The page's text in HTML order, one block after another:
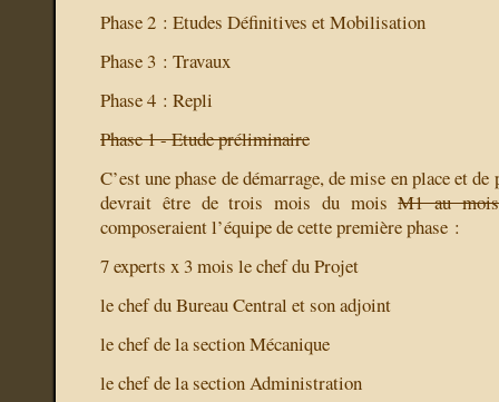
Phase 2 : Etudes Définitives et Mobilisation
Phase 3 : Travaux
Phase 4 : Repli
Phase 1 - Etude préliminaire
C’est une phase de démarrage, de mise en place et
devrait être de trois mois du moisM1 au
composeraient l’équipe de cette première phase :
7 experts x 3 mois le chef du Projet
le chef du Bureau Central et son adjoint
le chef de la section Mécanique
le chef de la section Administration